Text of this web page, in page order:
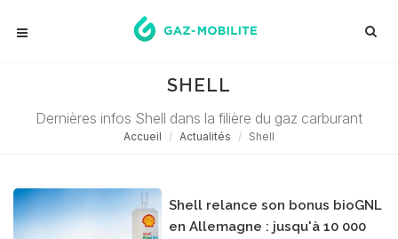
SHELL
Dernières infos Shell dans la filière du gaz carburant
Accueil Actualités Shell
Shell relance son bonus bioGNL
en Allemagne : jusqu'à 10 000